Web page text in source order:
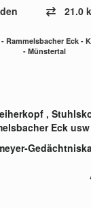
21.0
Rammelsbacher Eck -
- Münstertal
,
Eck usw